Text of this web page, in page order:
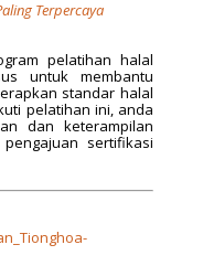
Terpercaya
pelatihan halal
untuk membantu
standar halal
pelatihan ini, anda
dan keterampilan
sertifikasi